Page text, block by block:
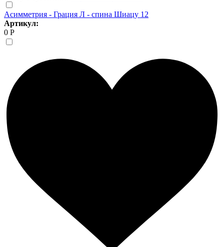
Асимметрия - Грация Л - спина Шиацу 12
Артикул:
0 Р